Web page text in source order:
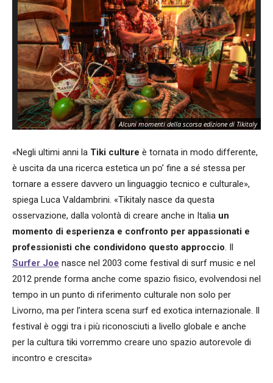
Alcuni momenti della scorsa edizione di Tikitaly
«Negli ultimi anni la Tiki culture è tornata in modo differente,
è uscita da una ricerca estetica un po’ fine a sé stessa per
tornare a essere davvero un linguaggio tecnico e culturale»,
spiega Luca Valdambrini. «Tikitaly nasce da questa
osservazione, dalla volontà di creare anche in Italia un
momento di esperienza e confronto per appassionati e
professionisti che condividono questo approccio. Il
Surfer Joe nasce nel 2003 come festival di surf music e nel
2012 prende forma anche come spazio fisico, evolvendosi nel
tempo in un punto di riferimento culturale non solo per
Livorno, ma per l’intera scena surf ed exotica internazionale. Il
festival è oggi tra i più riconosciuti a livello globale e anche
per la cultura tiki vorremmo creare uno spazio autorevole di
incontro e crescita»